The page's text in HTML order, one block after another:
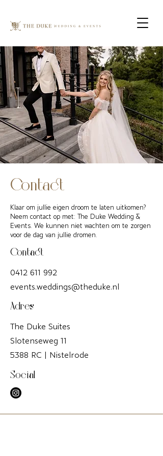
Contact
Klaar om jullie eigen droom te laten uitkomen?
Neem contact op met: The Duke Wedding &
Events. We kunnen niet wachten om te zorgen
voor de dag van jullie dromen.
Contact
0412 611 992
events.weddings@theduke.nl
Adres
The Duke Suites
Slotenseweg 11
5388 RC | Nistelrode
Social